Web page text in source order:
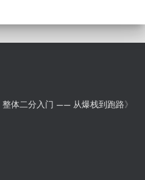
整体二分入门 —— 从爆栈到跑路》